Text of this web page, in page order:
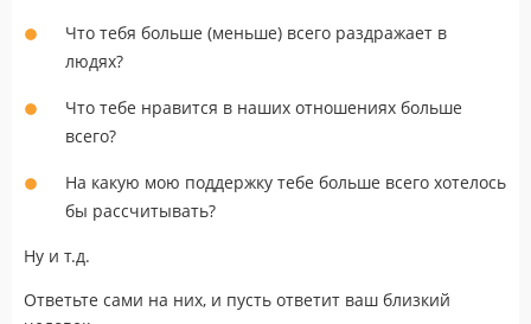
Что тебя больше (меньше) всего раздражает в
людях?
Что тебе нравится в наших отношениях больше
всего?
На какую мою поддержку тебе больше всего хотелось
бы рассчитывать?
Ну и т.д.
Ответьте сами на них, и пусть ответит ваш близкий